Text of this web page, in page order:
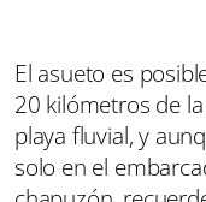
El asueto es
20 kilómetros de
playa fluvial, y
solo en el